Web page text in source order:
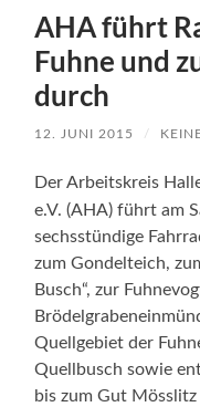
AHA führt
Fuhne und
durch
12. JUNI 2015 /
Der Arbeitskreis
e.V. (AHA) führt am
sechsstündige
zum Gondelteich,
Busch“, zur
Quellgebiet der
Quellbusch sowie
bis zum Gut